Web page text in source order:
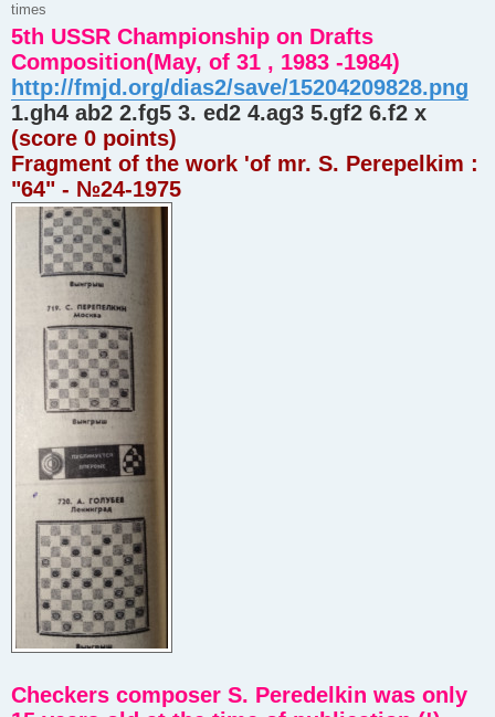
times
5th USSR Championship on Drafts
Composition(May, of 31 , 1983 -1984)
http://fmjd.org/dias2/save/15204209828.png
1.gh4 ab2 2.fg5 3. ed2 4.ag3 5.gf2 6.f2 x
(score 0 points)
Fragment of the work 'of mr. S. Perepelkim :
"64" - №24-1975
Checkers composer S. Peredelkin was only